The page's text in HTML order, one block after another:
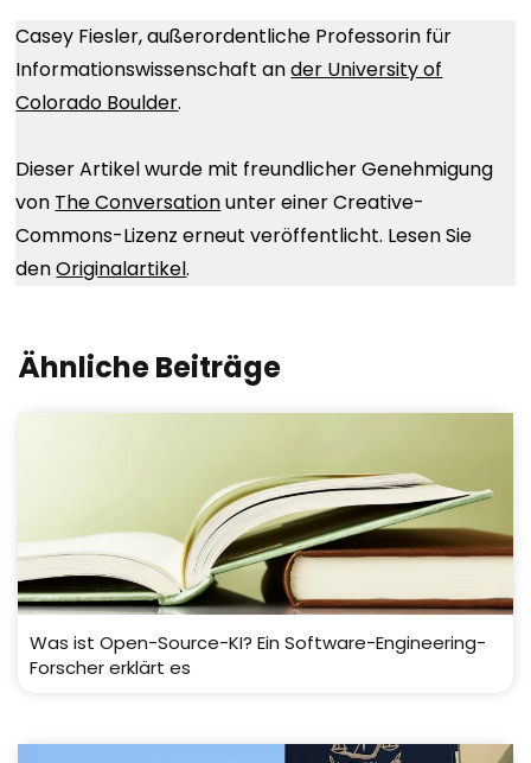
Casey Fiesler, außerordentliche Professorin für
Informationswissenschaft ander University of
Colorado Boulder.
Dieser Artikel wurde mit freundlicher Genehmigung
von The Conversationunter einer Creative-
Commons-Lizenz erneut veröffentlicht. Lesen Sie
denOriginalartikel.
Ähnliche Beiträge
Was ist Open-Source-KI? Ein Software-Engineering-
Forscher erklärt es